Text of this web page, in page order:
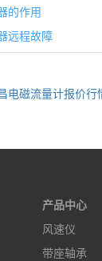
的作用
远程故障
电磁流量计报价行
产品中心
风速仪
带座轴承